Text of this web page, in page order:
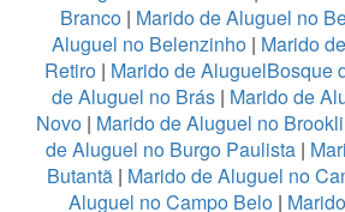
Branco | Marido de Aluguel no
Aluguel no Belenzinho| Marido
Retiro | Marido de AluguelBosque
de Aluguel no Brás| Marido de
Novo | Marido de Aluguel no
de Aluguel no Burgo Paulista |
Butantã | Marido de Aluguel no
Aluguel no Campo Belo |